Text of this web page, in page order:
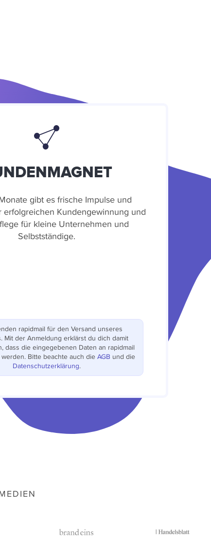
gibt es frische Impulse und
erfolgreichen Kundengewinnung und
für kleine Unternehmen und
Selbstständige.
rapidmail für den Versand unseres
Mit der Anmeldung erklärst du dich damit
dass die eingegebenen Daten an rapidmail
Bitte beachte auch die AGB und die
Datenschutzerklärung.